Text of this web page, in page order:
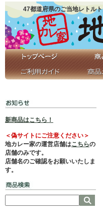
47都道府県のご当地レトルトカ
新商品はこちら！
＜偽サイトにご注意ください＞
地カレー家の運営店舗はこちらの
店舗のみです。
店舗名のご確認をお願いいたしま
す。